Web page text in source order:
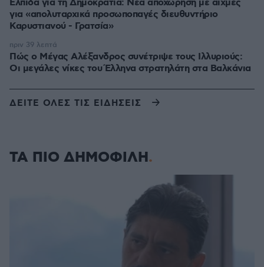
Ελπίδα για τη Δημοκρατία: Νέα αποχώρηση με αιχμές
για «απολυταρχικά προσωποπαγές διευθυντήριο
Καρυστιανού - Γρατσία»
Πώς ο Μέγας Αλέξανδρος συνέτριψε τους Ιλλυριούς:
Οι μεγάλες νίκες του Έλληνα στρατηλάτη στα Βαλκάνια
πριν 39 λεπτά
ΔΕΙΤΕ ΟΛΕΣ ΤΙΣ ΕΙΔΗΣΕΙΣ
ΤΑ ΠΙΟ ΔΗΜΟΦΙΛΗ